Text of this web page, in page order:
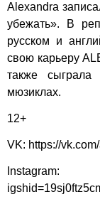
Alexandra
убежать». В
русском и
свою карьеру
также
мюзиклах.
12+
VK: https://